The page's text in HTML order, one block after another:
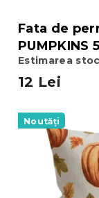
Fata de
PUMPKINS
Estimarea
12 Lei
Noutăți